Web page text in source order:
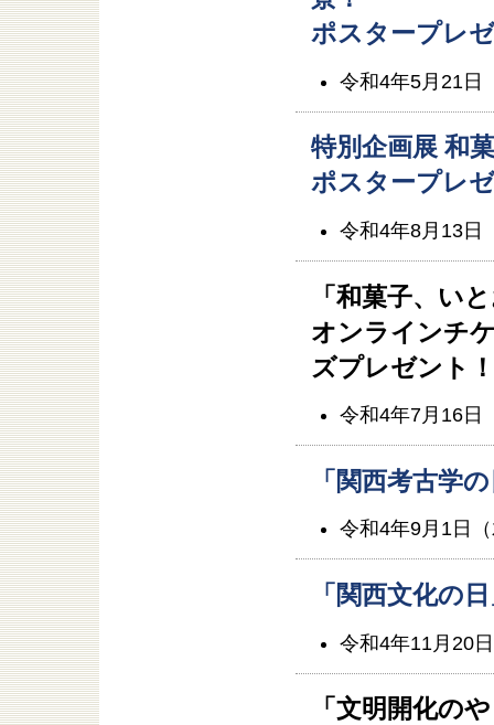
ポスタープレ
令和4年5月21日
特別企画展 和
ポスタープレ
令和4年8月13日
「和菓子、い
オンラインチ
ズプレゼント！
令和4年7月16日
「関西考古学
令和4年9月1日
「関西文化の
令和4年11月20
「文明開化の